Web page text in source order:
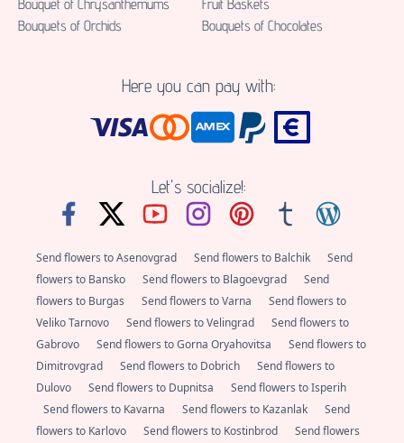
Bouquet of Chrysanthemums
Bouquets of Orchids
Fruit Baskets
Bouquets of Chocolates
Here you can pay with:
Let's socialize!:
Send flowers to Asenovgrad Send flowers to Balchik
Send
flowers to Bansko
Send flowers to Blagoevgrad
Send
flowers to Burgas
Send flowers to Varna
Send flowers to
Veliko Tarnovo
Send flowers to Velingrad
Send flowers to
Gabrovo
Send flowers to Gorna Oryahovitsa
Send flowers to
Dimitrovgrad
Send flowers to Dobrich
Send flowers to
Dulovo
Send flowers to Dupnitsa
Send flowers to Isperih
Send flowers to Kavarna
Send flowers to Kazanlak
Send
flowers to Karlovo
Send flowers to Kostinbrod
Send flowers